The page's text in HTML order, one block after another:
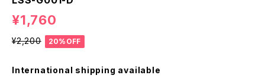
¥1,760
¥2,200 20%OFF
International shipping available